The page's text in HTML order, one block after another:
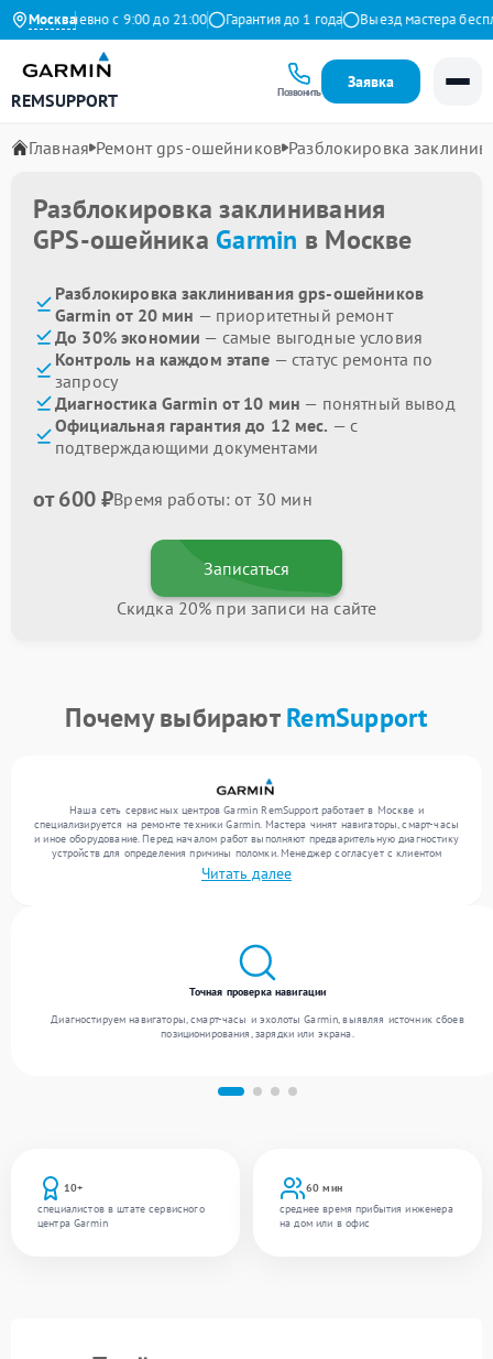
Москва
Ежедневно с 9:00 до 21:00 Гарантия до 1 года Выезд мастера
REMSUPPORT Позвонить
Заявка
Главная Ремонт gps-ошейников Разблокировка
Разблокировка заклинивания
GPS-ошейника Garmin в Москве
Разблокировка заклинивания gps-ошейников
Garmin от 20 мин — приоритетный ремонт
До 30% экономии — самые выгодные условия
Контроль на каждом этапе — статус ремонта по
запросу
Диагностика Garmin от 10 мин — понятный вывод
Официальная гарантия до 12 мес. — с
подтверждающими документами
от 600 ₽Время работы: от 30 мин
Записаться
Скидка 20% при записи на сайте
Почему выбираютRemSupport
Наша сеть сервисных центров Garmin RemSupport работает в Москве и
специализируется на ремонте техники Garmin. Мастера чинят навигаторы, смарт-часы
и иное оборудование. Перед началом работ выполняют предварительную диагностику
устройств для определения причины поломки. Менеджер согласует с клиентом
перечень необходимых работ и их стоимость. Только после этого инженеры
выполняют ремонт с заменой деталей по необходимости. После работ их качество
Читать далее
10+
специалистов в штате сервисного
центра Garmin
60 мин
среднее время прибытия инженера
на дом или в офис
Точная проверка навигации
Диагностируем навигаторы, смарт-часы и эхолоты Garmin, выявляя источник сбоев
позиционирования, зарядки или экрана.